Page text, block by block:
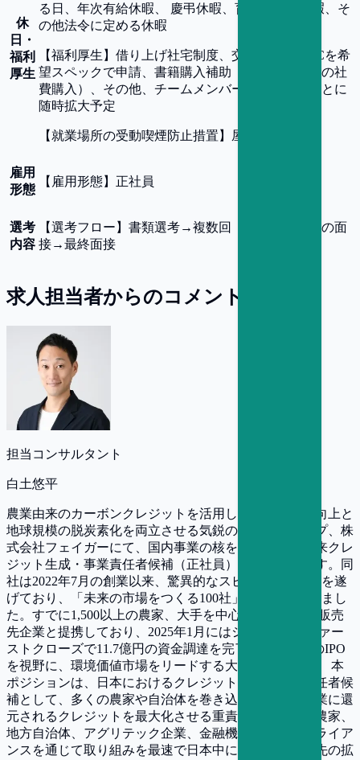
休
日・
福利
厚生
る日、年次有給休暇、 慶弔休暇、育児・介護休暇、そ
の他法令に定める休暇
【福利厚生 】 借り上げ社宅制度、交通費支給、PCを希
望スペックで申請、書籍購入補助（業務関連書籍の社
費購入）、その他、チームメンバーのニーズをもとに
随時拡大予定
【 就業場所の受動喫煙防止措置 】 屋内禁煙
雇用
形態
【 雇用形態】 正社員
選考
内容
【選考フロー 】 書類選考→複数回（通常2〜3回）の面
接→最終面接
求人担当者からのコメント
担当コンサルタント
白土悠平
農業由来のカーボンクレジットを活用し、農家の収益向上と
地球規模の脱炭素化を両立させる気鋭のスタートアップ、株
式会社フェイガーにて、国内事業の核を担う「農業由来クレ
ジット生成・事業責任者候補（正社員）」を募集します。同
社は2022年7月の創業以来、驚異的なスピードで急成長を遂
げており、「未来の市場をつくる100社」にも選出されまし
た。すでに1,500以上の農家、大手を中心に50社ほどの販売
先企業と提携しており、2025年1月にはシリーズAのファー
ストクローズで11.7億円の資金調達を完了。2029年頃のIPO
を視野に、環境価値市場をリードする大注目企業です。 本
ポジションは、日本におけるクレジット生成事業の責任者候
補として、多くの農家や自治体を巻き込み、日本の農業に還
元されるクレジットを最大化させる重責を担います。農家、
地方自治体、アグリテック企業、金融機関などとのアライア
ンスを通じて取り組みを最速で日本中に広げる「対象先の拡